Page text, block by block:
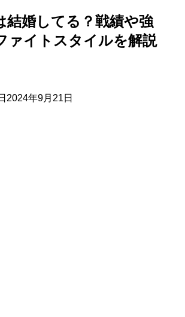
結婚してる？戦績や強
ァイトスタイルを解説
2024年9月21日